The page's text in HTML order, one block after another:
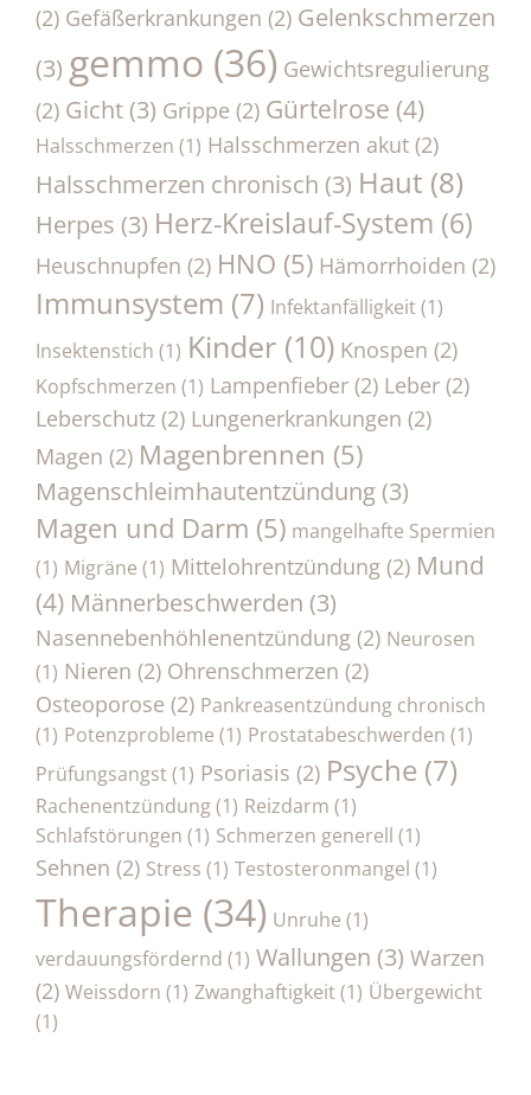
(2) Gefäßerkrankungen (2) Gelenkschmerzen
(3) gemmo (36) Gewichtsregulierung
(2) Gicht (3) Grippe (2) Gürtelrose (4)
Halsschmerzen (1) Halsschmerzen akut (2)
Halsschmerzen chronisch (3) Haut (8)
Herpes (3) Herz-Kreislauf-System (6)
Heuschnupfen (2) HNO (5) Hämorrhoiden (2)
Immunsystem (7) Infektanfälligkeit(1)
Insektenstich (1) Kinder (10) Knospen (2)
Kopfschmerzen (1) Lampenfieber (2) Leber (2)
Leberschutz (2) Lungenerkrankungen (2)
Magen (2) Magenbrennen (5)
Magenschleimhautentzündung (3)
Magen und Darm (5) mangelhafte Spermien
(1) Migräne (1) Mittelohrentzündung (2) Mund
(4) Männerbeschwerden (3)
Nasennebenhöhlenentzündung (2) Neurosen
(1) Nieren (2) Ohrenschmerzen (2)
Osteoporose (2) Pankreasentzündung chronisch
(1) Potenzprobleme (1) Prostatabeschwerden (1)
Prüfungsangst(1) Psoriasis (2) Psyche (7)
Rachenentzündung(1) Reizdarm (1)
Schlafstörungen (1) Schmerzen generell (1)
Sehnen (2) Stress (1) Testosteronmangel (1)
Therapie (34) Unruhe (1)
verdauungsfördernd (1) Wallungen (3) Warzen
(2) Weissdorn (1) Zwanghaftigkeit(1) Übergewicht
(1)